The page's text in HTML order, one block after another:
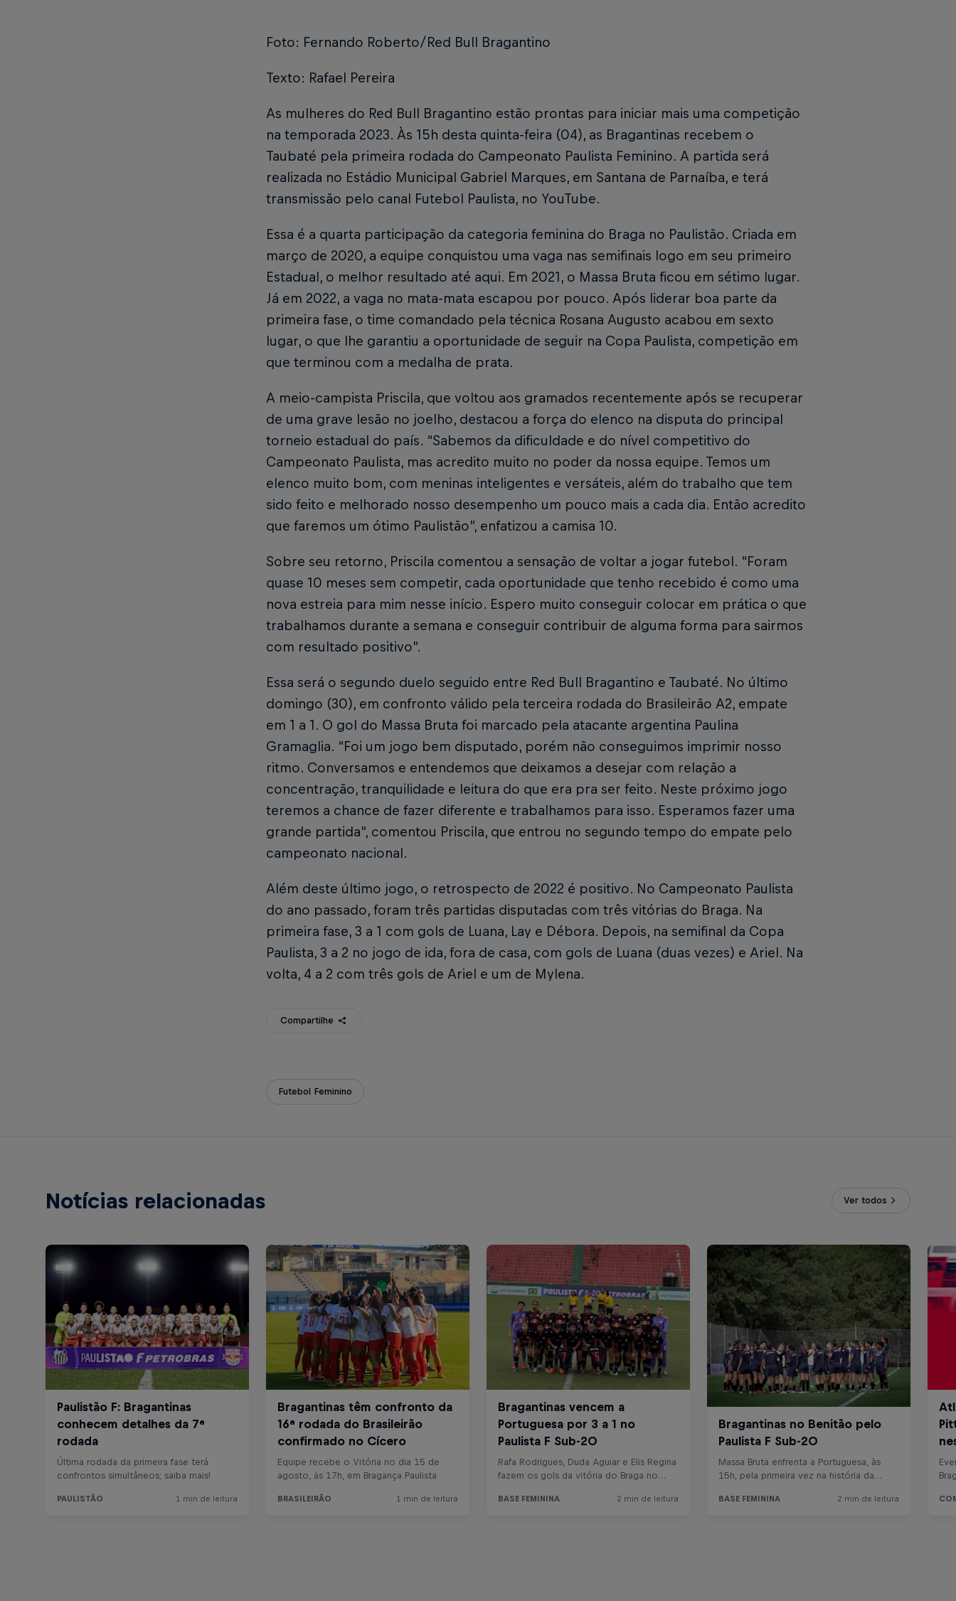
Foto: Fernando Roberto/Red Bull Bragantino
Texto: Rafael Pereira
As mulheres do Red Bull Bragantino estão prontas para iniciar mais uma competição
na temporada 2023. Às 15h desta quinta-feira (04), as Bragantinas recebem o
Taubaté pela primeira rodada do Campeonato Paulista Feminino. A partida será
realizada no Estádio Municipal Gabriel Marques, em Santana de Parnaíba, e terá
transmissão pelo canal Futebol Paulista, no YouTube.
Essa é a quarta participação da categoria feminina do Braga no Paulistão. Criada em
março de 2020, a equipe conquistou uma vaga nas semifinais logo em seu primeiro
Estadual, o melhor resultado até aqui. Em 2021, o Massa Bruta ficou em sétimo lugar.
Já em 2022, a vaga no mata-mata escapou por pouco. Após liderar boa parte da
primeira fase, o time comandado pela técnica Rosana Augusto acabou em sexto
lugar, o que lhe garantiu a oportunidade de seguir na Copa Paulista, competição em
que terminou com a medalha de prata.
A meio-campista Priscila, que voltou aos gramados recentemente após se recuperar
de uma grave lesão no joelho, destacou a força do elenco na disputa do principal
torneio estadual do país. “Sabemos da dificuldade e do nível competitivo do
Campeonato Paulista, mas acredito muito no poder da nossa equipe. Temos um
elenco muito bom, com meninas inteligentes e versáteis, além do trabalho que tem
sido feito e melhorado nosso desempenho um pouco mais a cada dia. Então acredito
que faremos um ótimo Paulistão”, enfatizou a camisa 10.
Sobre seu retorno, Priscila comentou a sensação de voltar a jogar futebol. “Foram
quase 10 meses sem competir, cada oportunidade que tenho recebido é como uma
nova estreia para mim nesse início. Espero muito conseguir colocar em prática o que
trabalhamos durante a semana e conseguir contribuir de alguma forma para sairmos
com resultado positivo”.
Essa será o segundo duelo seguido entre Red Bull Bragantino e Taubaté. No último
domingo (30), em confronto válido pela terceira rodada do Brasileirão A2, empate
em 1 a 1. O gol do Massa Bruta foi marcado pela atacante argentina Paulina
Gramaglia. “Foi um jogo bem disputado, porém não conseguimos imprimir nosso
ritmo. Conversamos e entendemos que deixamos a desejar com relação a
concentração, tranquilidade e leitura do que era pra ser feito. Neste próximo jogo
teremos a chance de fazer diferente e trabalhamos para isso. Esperamos fazer uma
grande partida”, comentou Priscila, que entrou no segundo tempo do empate pelo
campeonato nacional.
Além deste último jogo, o retrospecto de 2022 é positivo. No Campeonato Paulista
do ano passado, foram três partidas disputadas com três vitórias do Braga. Na
primeira fase, 3 a 1 com gols de Luana, Lay e Débora. Depois, na semifinal da Copa
Paulista, 3 a 2 no jogo de ida, fora de casa, com gols de Luana (duas vezes) e Ariel. Na
volta, 4 a 2 com três gols de Ariel e um de Mylena.
Compartilhe
Futebol Feminino
Notícias relacionadas Ver todos